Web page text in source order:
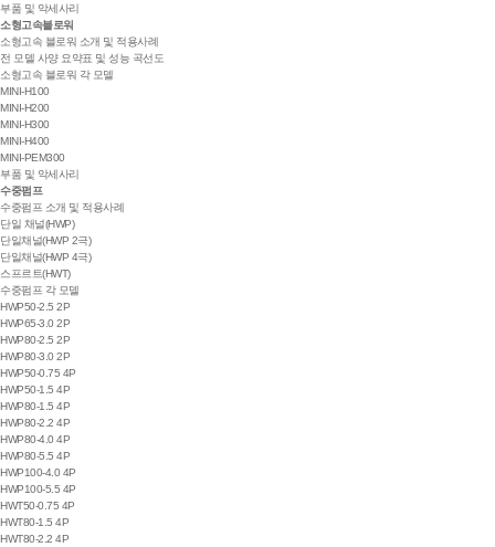
부품 및 악세사리
소형고속블로워
소형고속 블로워 소개 및 적용사례
전 모델 사양 요약표 및 성능 곡선도
소형고속 블로워 각 모델
MINI-H100
MINI-H200
MINI-H300
MINI-H400
MINI-PEM300
부품 및 악세사리
수중펌프
수중펌프 소개 및 적용사례
단일 채널(HWP)
단일채널(HWP 2극)
단일채널(HWP 4극)
스프르트(HWT)
수중펌프 각 모델
HWP50-2.5 2P
HWP65-3.0 2P
HWP80-2.5 2P
HWP80-3.0 2P
HWP50-0.75 4P
HWP50-1.5 4P
HWP80-1.5 4P
HWP80-2.2 4P
HWP80-4.0 4P
HWP80-5.5 4P
HWP100-4.0 4P
HWP100-5.5 4P
HWT50-0.75 4P
HWT80-1.5 4P
HWT80-2.2 4P